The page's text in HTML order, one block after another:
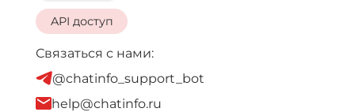
API доступ
Связаться с нами:
@chatinfo_support_bot
help@chatinfo.ru